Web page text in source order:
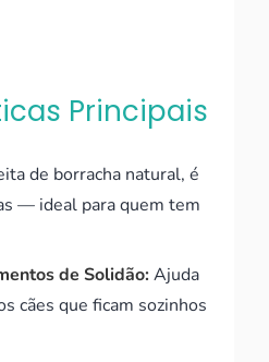
Principais
de borracha natural, é
— ideal para quem tem
de Solidão:Ajuda
cães que ficam sozinhos